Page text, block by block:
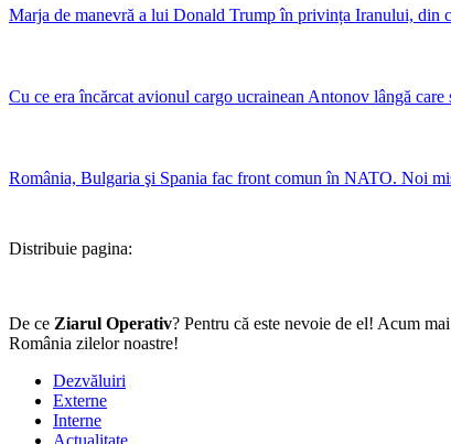
Marja de manevră a lui Donald Trump în privința Iranului, din
Cu ce era încărcat avionul cargo ucrainean Antonov lângă
România, Bulgaria şi Spania fac front comun în NATO. Noi
Distribuie pagina:
De ce Ziarul Operativ? Pentru că este nevoie de el! Acum
România zilelor noastre!
Dezvăluiri
Externe
Interne
Actualitate